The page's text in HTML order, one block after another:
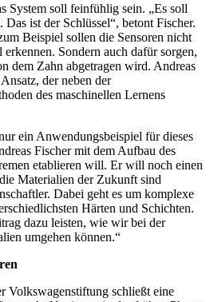
System soll feinfühlig sein. „Es soll
Das ist der Schlüssel“, betont Fischer.
Beispiel sollen die Sensoren nicht
Sondern auch dafür sorgen,
dem Zahn abgetragen wird. Andreas
der neben der
des maschinellen Lernens
ein Anwendungsbeispiel für dieses
Fischer mit dem Aufbau des
etablieren will. Er will noch einen
Materialien der Zukunft sind
Dabei geht es um komplexe
Härten und Schichten.
dazu leisten, wie wir bei der
umgehen können.“
Volkswagenstiftung schließt eine